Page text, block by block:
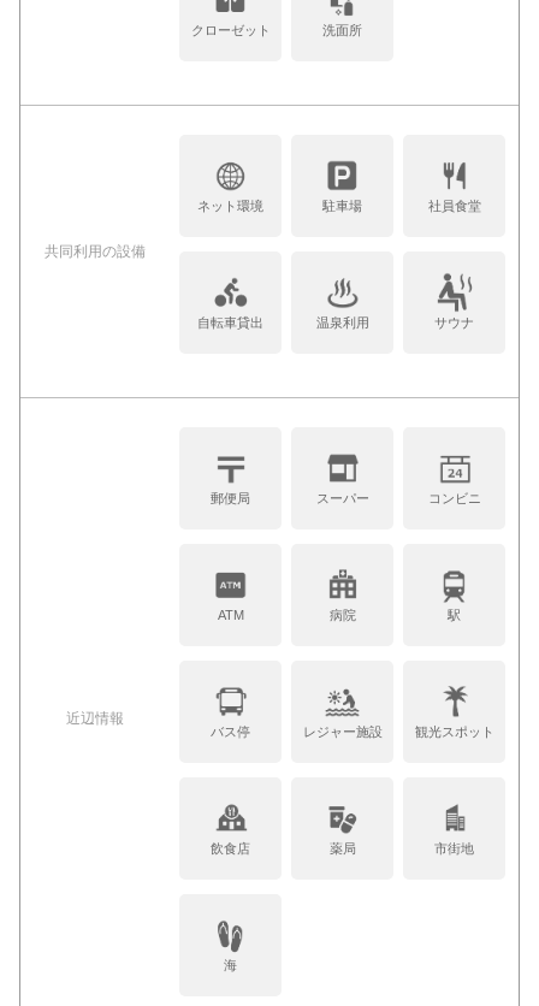
クローゼット 洗面所
共同利⽤の設備
ネット環境 駐車場 社員食堂
自転車貸出 温泉利用 サウナ
近辺情報
郵便局 スーパー コンビニ
ATM 病院 駅
バス停 レジャー施設 観光スポット
飲食店 薬局 市街地
海